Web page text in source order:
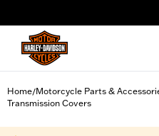
Home/Motorcycle Parts &
Transmission Covers